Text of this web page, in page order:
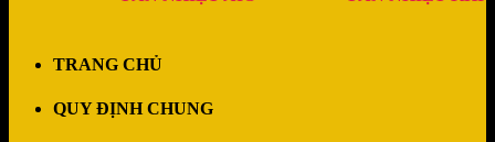
TRANG CHỦ
QUY ĐỊNH CHUNG